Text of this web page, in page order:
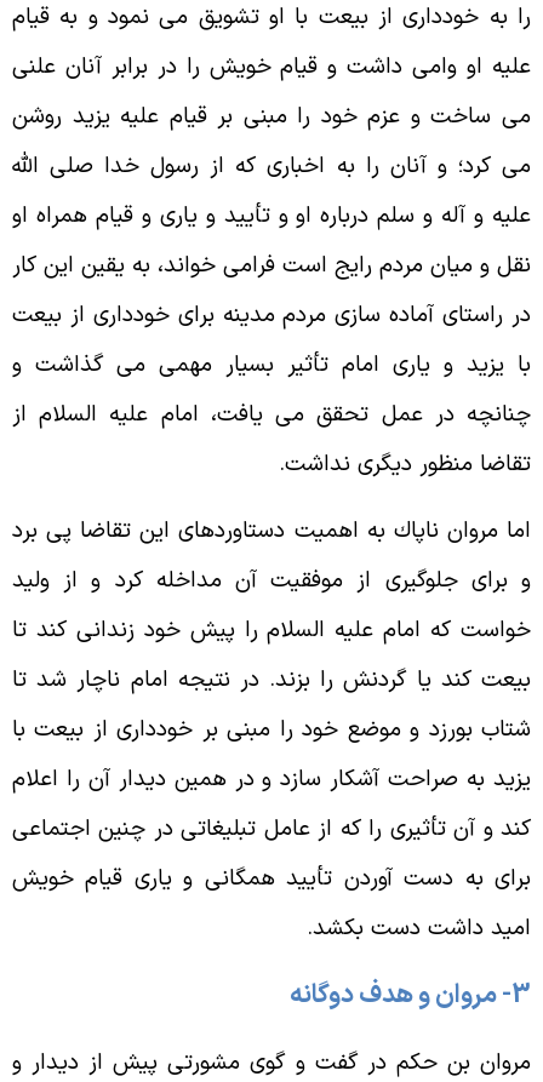
به خوددارى از بيعت با او تشويق مى نمود و به قيام
او وامى داشت و قيام خويش را در برابر آنان علنى
ساخت و عزم خود را مبنى بر قيام عليه يزيد روشن
كرد؛ و آنان را به اخبارى كه از رسول خدا صلى الله
و آله و سلم درباره او و تأييد و يارى و قيام همراه او
و ميان مردم رايج است فرامى خواند، به يقين اين كار
راستاى آماده سازى مردم مدينه براى خوددارى از بيعت
يزيد و يارى امام تأثير بسيار مهمى مى گذاشت و
در عمل تحقق مى يافت، امام عليه السلام از
منظور ديگرى نداشت.
مروان ناپاك به اهميت دستاوردهاى اين تقاضا پى برد
براى جلوگيرى از موفقيت آن مداخله كرد و از وليد
كه امام عليه السلام را پيش خود زندانى كند تا
كند يا گردنش را بزند. در نتيجه امام ناچار شد تا
بورزد و موضع خود را مبنى بر خوددارى از بيعت با
به صراحت آشكار سازد و در همين ديدار آن را اعلام
و آن تأثيرى را كه از عامل تبليغاتى در چنين اجتماعى
به دست آوردن تأييد همگانى و يارى قيام خويش
داشت دست بكشد.
دوگانه
بن حكم در گفت و گوى مشورتى پيش از ديدار و